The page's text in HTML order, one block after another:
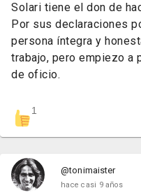
Solari tiene el don de
Por sus declaraciones
persona íntegra y
trabajo, pero empiezo a
de oficio.
1
@tonimaister
hace casi 9 años